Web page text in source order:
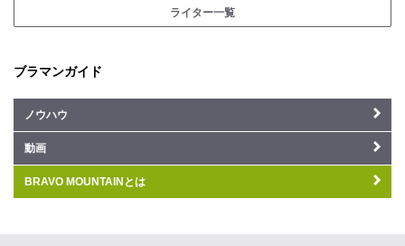
ライター一覧
ブラマンガイド
ノウハウ
動画
BRAVO MOUNTAINとは